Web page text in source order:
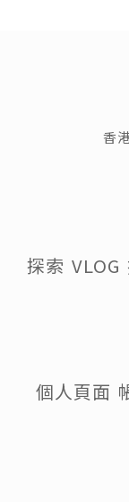
香
探索 VLOG
個人頁面